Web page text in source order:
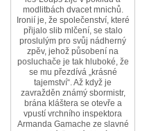
modlitbách dvacet mnichů.
Ironií je, že společenství, které
přijalo slib mlčení, se stalo
proslulým pro svůj nádherný
zpěv, jehož působení na
posluchače je tak hluboké, že
se mu přezdívá „krásné
tajemství“. Až když je
zavražděn známý sbormistr,
brána kláštera se otevře a
vpustí vrchního inspektora
Armanda Gamache ze slavné